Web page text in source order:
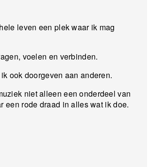
leven een plek waar ik mag
voelen en verbinden.
ook doorgeven aan anderen.
niet alleen een onderdeel van
een rode draad in alles wat ik doe.